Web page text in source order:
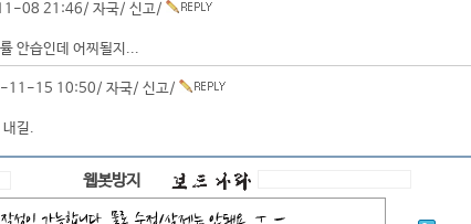
08 21:46/ 자국/ 신고/
안습인데 어찌될지...
11-15 10:50/ 자국/ 신고/
내길.
웹봇방지